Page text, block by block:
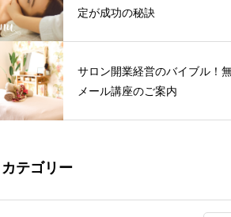
定が成功の秘訣
サロン開業経営のバイブル！
メール講座のご案内
カテゴリー